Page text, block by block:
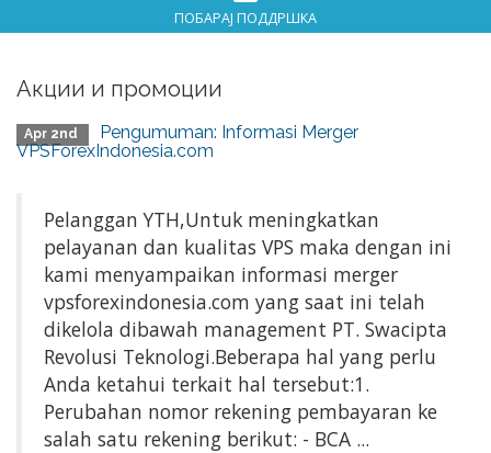
ПОБАРАЈ ПОДДРШКА
Акции и промоции
Apr 2nd
Pengumuman: Informasi Merger
VPSForexIndonesia.com
Pelanggan YTH,Untuk meningkatkan
pelayanan dan kualitas VPS maka dengan ini
kami menyampaikan informasi merger
vpsforexindonesia.com yang saat ini telah
dikelola dibawah management PT. Swacipta
Revolusi Teknologi.Beberapa hal yang perlu
Anda ketahui terkait hal tersebut:1.
Perubahan nomor rekening pembayaran ke
salah satu rekening berikut: - BCA ...